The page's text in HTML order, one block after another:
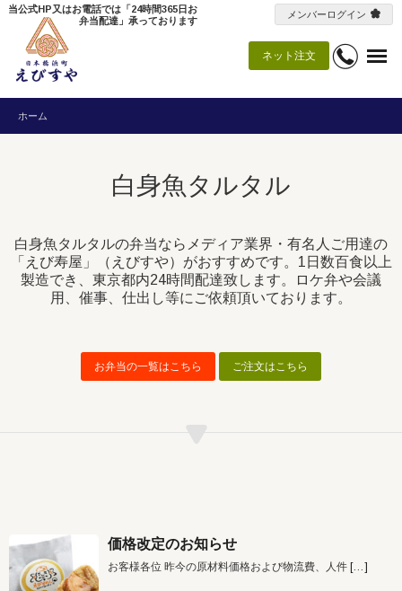
ネット注文
当公式HP又はお電話では「24時間365日お
弁当配達」承っております
メンバーログイン
ホーム
白身魚タルタル
白身魚タルタルの弁当ならメディア業界・有名人ご用達の
「えび寿屋」（えびすや）がおすすめです。1日数百食以上
製造でき、東京都内24時間配達致します。ロケ弁や会議
用、催事、仕出し等にご依頼頂いております。
お弁当の一覧はこちら ご注文はこちら
価格改定のお知らせ
お客様各位 昨今の原材料価格および物流費、人件 […]